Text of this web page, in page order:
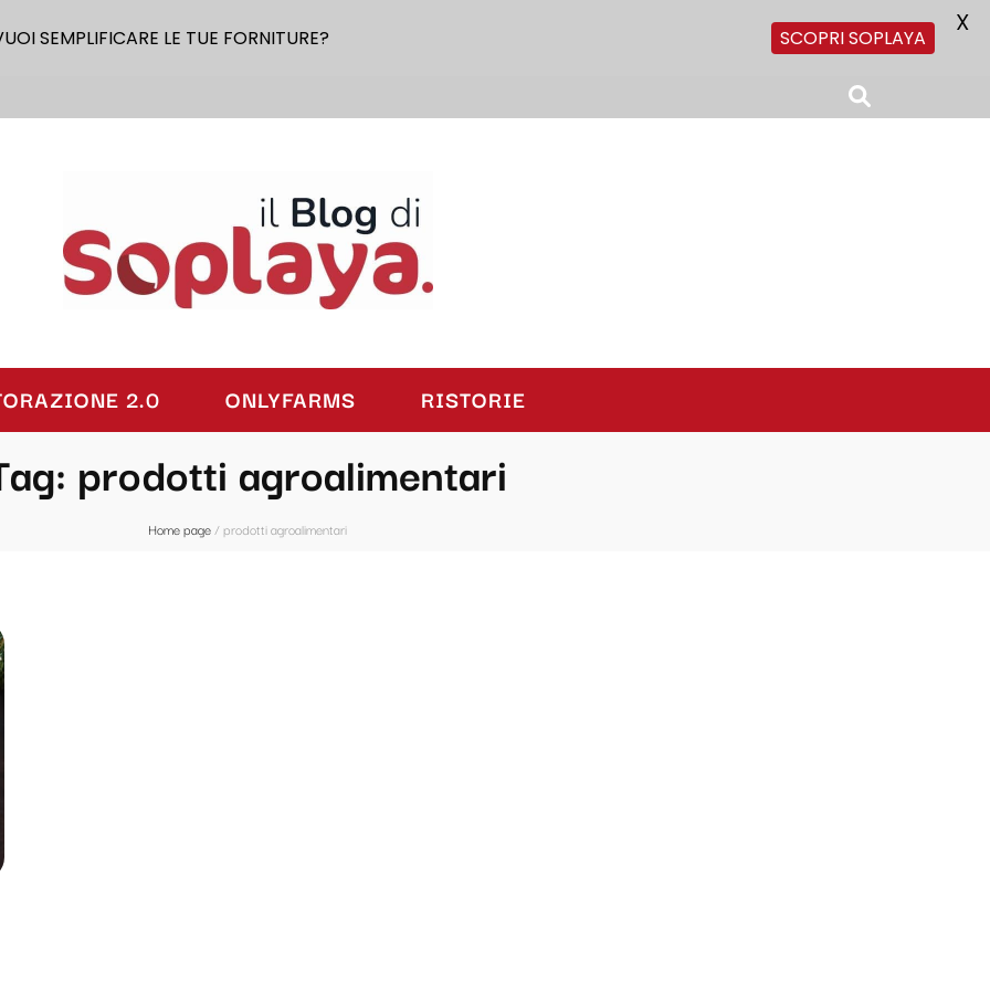
2.0 ONLYFARMS RISTORIE
prodotti agroalimentari
Home page/prodotti agroalimentari
SEMPLIFICARE LE TUE FORNITURE? SCOPRI SOPLAYA
X